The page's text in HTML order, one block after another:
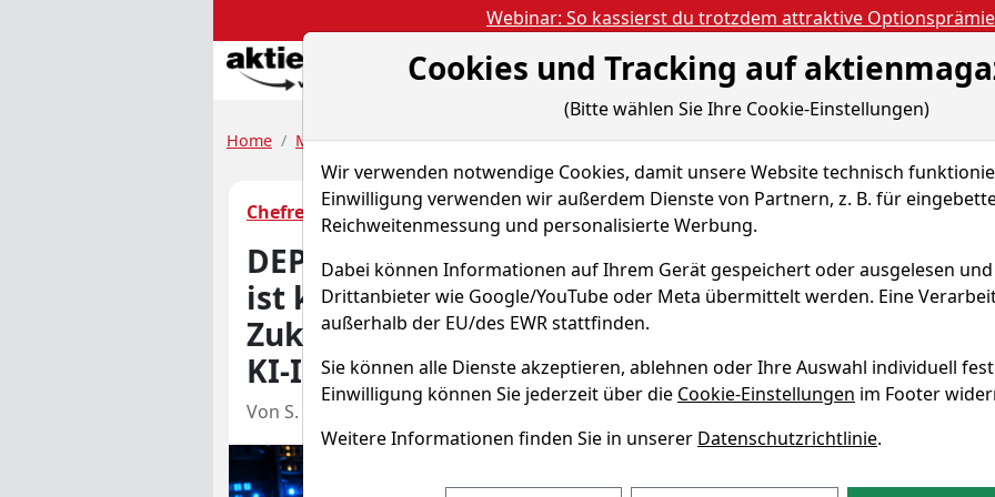
Webinar: So kassierst du trotzdem attraktive
Aktien Nachrichten Magazine Aktien- und
Gratis
Home Megatrend Echtgeld-Depots Chefredakteur Briefings DEPOT-BRIEFING: Teilverkauf bei
Chefredakteur Briefings PREMIUM
DEPOT-BRIEFING: Teilverkauf bei NVIDIA
ist keine Entscheidung gegen die
Zukunft. Meta diversifiziert das Geschäft,
KI-Investitionen bereiten noch Sorgen.
Von S. Bank Aktualisiert am 10.06.26 09:28
Cookies und Tracking auf
(Bitte wählen Sie Ihre Cookie-Einstellungen)
Wir verwenden notwendige Cookies, damit unsere Website technisch
Einwilligung verwenden wir außerdem Dienste von Partnern, z. B. für
Reichweitenmessung und personalisierte Werbung.
Dabei können Informationen auf Ihrem Gerät gespeichert oder ausgelesen
Drittanbieter wie Google/YouTube oder Meta übermittelt werden. Eine
außerhalb der EU/des EWR stattfinden.
Sie können alle Dienste akzeptieren, ablehnen oder Ihre Auswahl individuell
Einwilligung können Sie jederzeit über die Cookie-Einstellungen im Footer
Weitere Informationen finden Sie in unserer Datenschutzrichtlinie.